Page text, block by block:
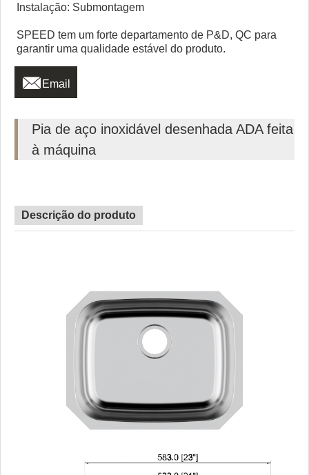
Instalação: Submontagem
SPEED tem um forte departamento de P&D, QC para
garantir uma qualidade estável do produto.
 Email
Pia de aço inoxidável desenhada ADA feita
à máquina
Descrição do produto